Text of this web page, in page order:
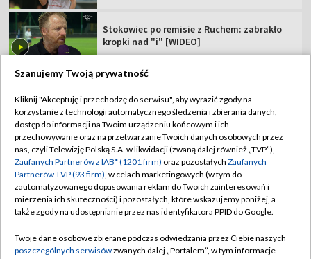
Stokowiec po remisie z Ruchem: zabrakło
kropki nad "i" [WIDEO]
TVP
Abonament TVP
Sklep TVP
Biuro Reklamy
Oferta Handlowa
Emisja w TVP
Regulamin TVP
Polityka prywatności
Moje zgody
Biuro reklamy
Szanujemy Twoją prywatność
Kliknij "Akceptuję i przechodzę do serwisu", aby wyrazić zgody na
korzystanie z technologii automatycznego śledzenia i zbierania danych,
dostęp do informacji na Twoim urządzeniu końcowym i ich
przechowywanie oraz na przetwarzanie Twoich danych osobowych przez
nas, czyli Telewizję Polską S.A. w likwidacji (zwaną dalej również „TVP”),
Zaufanych Partnerów z IAB* (1201 firm) oraz pozostałych Zaufanych
Partnerów TVP (93 firm), w celach marketingowych (w tym do
zautomatyzowanego dopasowania reklam do Twoich zainteresowań i
mierzenia ich skuteczności) i pozostałych, które wskazujemy poniżej, a
także zgody na udostępnianie przez nas identyfikatora PPID do Google.
Twoje dane osobowe zbierane podczas odwiedzania przez Ciebie naszych
poszczególnych serwisówzwanych dalej „Portalem”, w tym informacje